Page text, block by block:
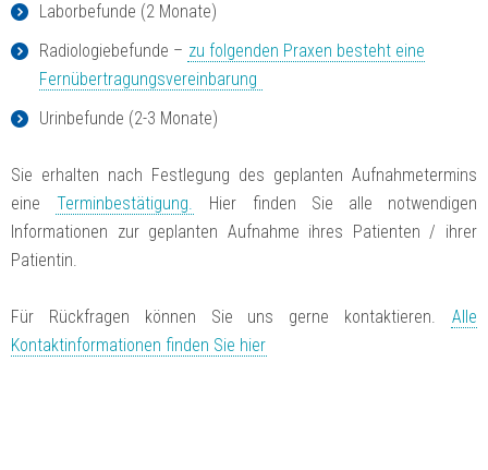
Laborbefunde (2 Monate)
Radiologiebefunde – zu folgenden Praxen besteht eine
Fernübertragungsvereinbarung
Urinbefunde (2-3 Monate)
Sie erhalten nach Festlegung des geplanten Aufnahmetermins
eine Terminbestätigung.
Hier finden Sie alle notwendigen
Informationen zur geplanten Aufnahme ihres Patienten / ihrer
Patientin.
Für Rückfragen können Sie uns gerne kontaktieren. Alle
Kontaktinformationen finden Sie hier